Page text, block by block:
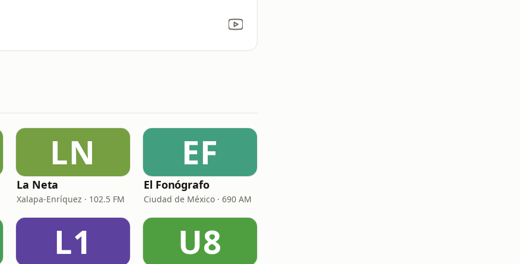
LN
La Neta
Xalapa-Enríquez · 102.5 FM
EF
El Fonógrafo
Ciudad de México · 690 AM
L1 U8